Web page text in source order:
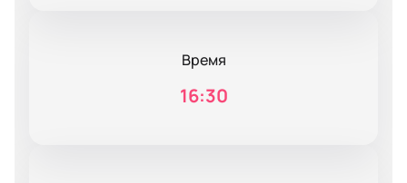
Время
16:30